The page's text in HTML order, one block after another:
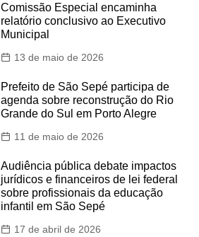
Comissão Especial encaminha
relatório conclusivo ao Executivo
Municipal
13 de maio de 2026
Prefeito de São Sepé participa de
agenda sobre reconstrução do Rio
Grande do Sul em Porto Alegre
11 de maio de 2026
Audiência pública debate impactos
jurídicos e financeiros de lei federal
sobre profissionais da educação
infantil em São Sepé
17 de abril de 2026